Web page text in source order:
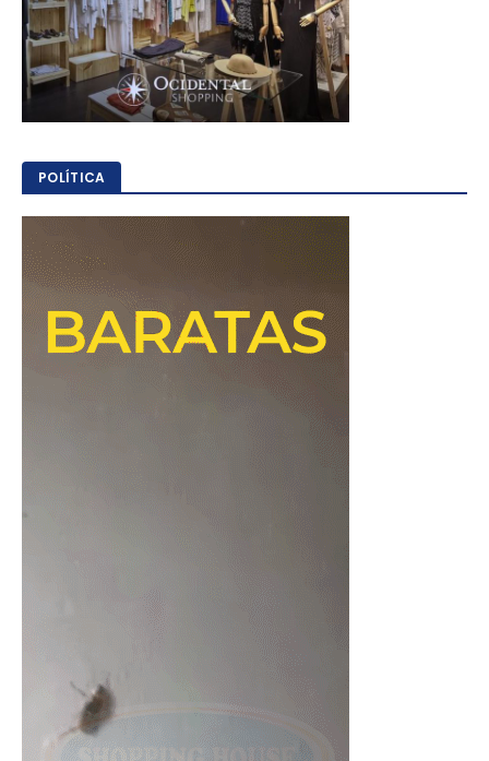
POLÍTICA